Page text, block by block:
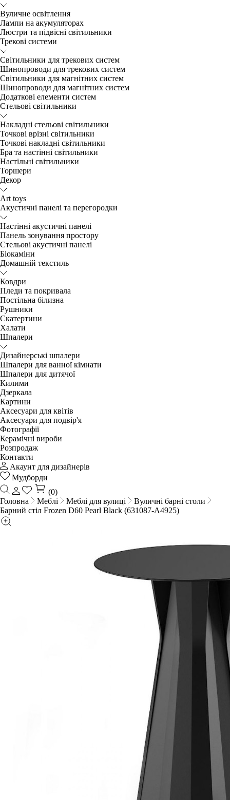
Вуличне освітлення
Лампи на акумуляторах
Люстри та підвісні світильники
Трекові системи
Світильники для трекових систем
Шинопроводи для трекових систем
Світильники для магнітних систем
Шинопроводи для магнітних систем
Додаткові елементи систем
Cтельові світильники
Накладні стельові світильники
Точкові врізні світильники
Точкові накладні світильники
Бра та настінні світильники
Настільні світильники
Торшери
Декор
Art toys
Акустичні панелі та перегородки
Настінні акустичні панелі
Панель зонування простору
Стельові акустичні панелі
Біокаміни
Домашній текстиль
Ковдри
Пледи та покривала
Постільна білизна
Рушники
Скатертини
Халати
Шпалери
Дизайнерські шпалери
Шпалери для ванної кімнати
Шпалери для дитячої
Килими
Дзеркала
Картини
Аксесуари для квітів
Аксесуари для подвір'я
Фотографії
Керамічні вироби
Розпродаж
Контакти
Акаунт для дизайнерів
Мудборди
(0)
Головна
Меблі Меблі для вулиці
Вуличні барні столи
Барний стіл Frozen D60 Pearl Black (631087-A4925)